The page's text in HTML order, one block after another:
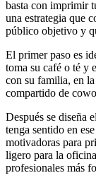
basta con imprimir
una estrategia que
público objetivo y
El primer paso es
toma su café o té y
con su familia, en
compartido de
Después se diseña
tenga sentido en
motivadoras para
ligero para la
profesionales más